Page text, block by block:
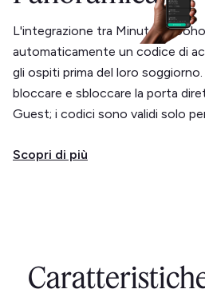
L'integrazione tra Minut e
automaticamente un codice di
gli ospiti prima del loro
bloccare e sbloccare la porta
Guest; i codici sono validi solo
Scopri di più